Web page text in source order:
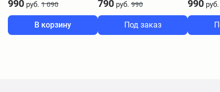
990 руб. 1 090
В корзину
790 руб. 990
Под заказ
990 руб.